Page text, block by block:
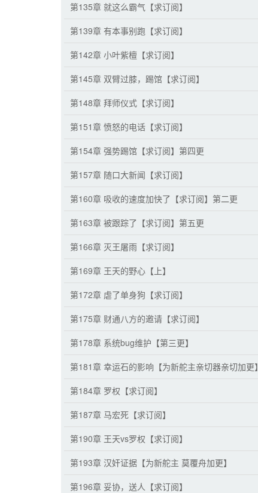
第135章 就这么霸气【求订阅】
第139章 有本事别跑【求订阅】
第142章 小叶紫檀【求订阅】
第145章 双臂过膝，踢馆【求订阅】
第148章 拜师仪式【求订阅】
第151章 愤怒的电话【求订阅】
第154章 强势踢馆【求订阅】第四更
第157章 随口大新闻【求订阅】
第160章 吸收的速度加快了【求订阅】第二更
第163章 被跟踪了【求订阅】第五更
第166章 灭王屠雨【求订阅】
第169章 王天的野心【上】
第172章 虐了单身狗【求订阅】
第175章 财通八方的邀请【求订阅】
第178章 系统bug维护【第三更】
第181章 幸运石的影响【为新舵主亲切器亲切加更】
第184章 罗权【求订阅】
第187章 马宏死【求订阅】
第190章 王天vs罗权【求订阅】
第193章 汉奸证据【为新舵主 莫覆舟加更】
第196章 妥协，送人【求订阅】